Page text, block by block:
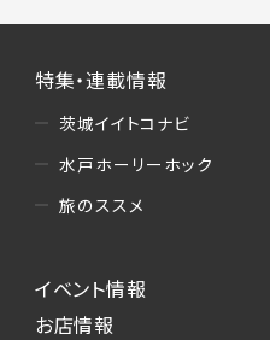
特集・連載情報
茨城イイトコナビ
水戸ホーリーホック
旅のススメ
イベント情報
お店情報